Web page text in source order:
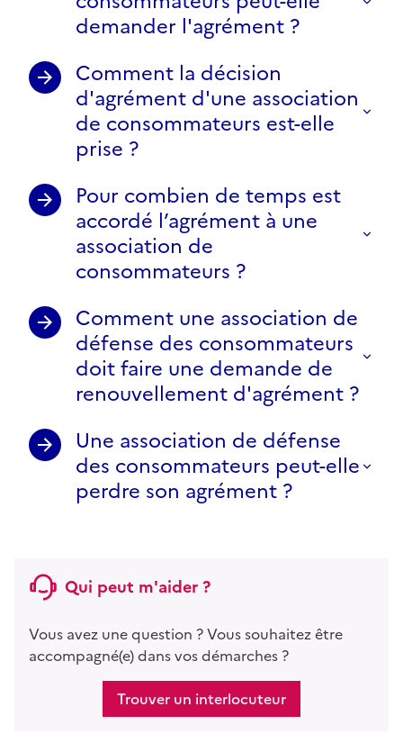
demander l'agrément ?
Comment la décision
d'agrément d'une association
de consommateurs est-elle
prise ?
Pour combien de temps est
accordé l’agrément à une
association de
consommateurs ?
Comment une association de
défense des consommateurs
doit faire une demande de
renouvellement d'agrément ?
Une association de défense
des consommateurs peut-elle
perdre son agrément ?
Qui peut m'aider ?
Vous avez une question ? Vous souhaitez être
accompagné(e) dans vos démarches ?
Trouver un interlocuteur